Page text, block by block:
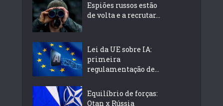
Espiões russos estão
de volta e a recrutar...
Lei da UE sobre IA:
primeira
regulamentação de...
Equilíbrio de forças:
Otan x Rússia